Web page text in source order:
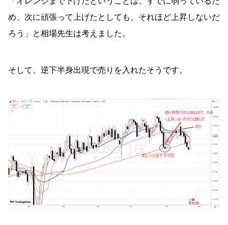
め、次に頑張って上げたとしても、それほど上昇しないだ
ろう」と相場先生は考えました。
そして、逆下半身出現で売りを入れたそうです。